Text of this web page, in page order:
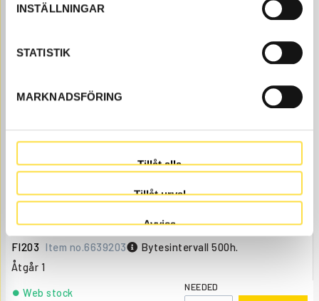
INSTÄLLNINGAR
STATISTIK
MARKNADSFÖRING
Tillåt alla
Tillåt urval
Avvisa
Åtgår1
705.00 BUY
FILTER INSERT
FI203 Item no.6639203 Bytesintervall 500h.
Åtgår 1
Web stock NEEDED